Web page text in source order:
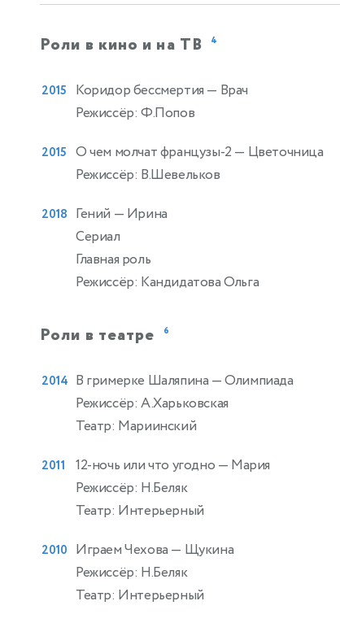
Роли в кино и на ТВ 4
2015 Коридор бессмертия — Врач
Режиссёр: Ф.Попов
2015 О чем молчат французы-2 — Цветочница
Режиссёр: В.Шевельков
2018 Гений — Ирина
Сериал
Главная роль
Режиссёр: Кандидатова Ольга
Роли в театре 6
2014 В гримерке Шаляпина — Олимпиада
Режиссёр: А.Харьковская
Театр: Мариинский
2011 12-ночь или что угодно — Мария
Режиссёр: Н.Беляк
Театр: Интерьерный
2010 Играем Чехова — Щукина
Режиссёр: Н.Беляк
Театр: Интерьерный